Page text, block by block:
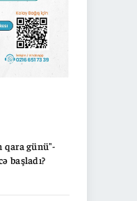
qara günü"-
başladı?